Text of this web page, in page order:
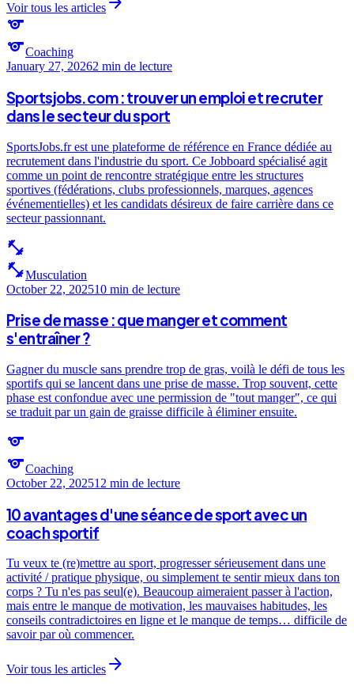
Voir tous les articles
sports
sportsCoaching
January 27, 20262 min de lecture
Sportsjobs.com : trouver un emploi et recruter
dans le secteur du sport
SportsJobs.fr est une plateforme de référence en France dédiée au
recrutement dans l'industrie du sport. Ce Jobboard spécialisé agit
comme un point de rencontre stratégique entre les structures
sportives (fédérations, clubs professionnels, marques, agences
événementielles) et les candidats désireux de faire carrière dans ce
secteur passionnant.
fitness_center
fitness_centerMusculation
October 22, 202510 min de lecture
Prise de masse : que manger et comment
s'entraîner ?
Gagner du muscle sans prendre trop de gras, voilà le défi de tous les
sportifs qui se lancent dans une prise de masse. Trop souvent, cette
phase est confondue avec une permission de "tout manger", ce qui
se traduit par un gain de graisse difficile à éliminer ensuite.
sports
sportsCoaching
October 22, 202512 min de lecture
10 avantages d'une séance de sport avec un
coach sportif
Tu veux te (re)mettre au sport, progresser sérieusement dans une
activité / pratique physique, ou simplement te sentir mieux dans ton
corps ? Tu n'es pas seul(e). Beaucoup aimeraient passer à l'action,
mais entre le manque de motivation, les mauvaises habitudes, les
conseils contradictoires en ligne et le manque de temps… difficile de
savoir par où commencer.
Voir tous les articles arrow_forward